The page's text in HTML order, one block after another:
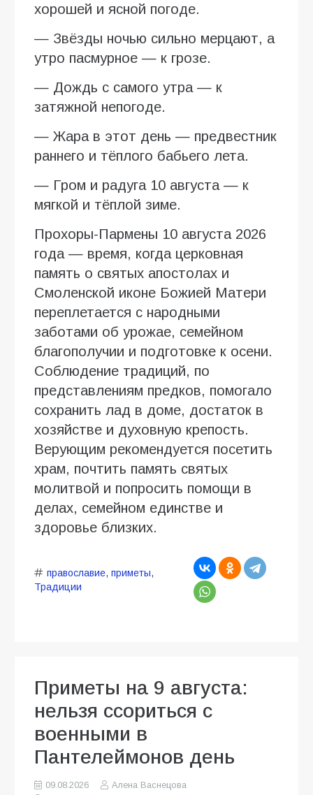
хорошей и ясной погоде.
— Звёзды ночью сильно мерцают, а
утро пасмурное — к грозе.
— Дождь с самого утра — к
затяжной непогоде.
— Жара в этот день — предвестник
раннего и тёплого бабьего лета.
— Гром и радуга 10 августа — к
мягкой и тёплой зиме.
Прохоры-Пармены 10 августа 2026
года — время, когда церковная
память о святых апостолах и
Смоленской иконе Божией Матери
переплетается с народными
заботами об урожае, семейном
благополучии и подготовке к осени.
Соблюдение традиций, по
представлениям предков, помогало
сохранить лад в доме, достаток в
хозяйстве и духовную крепость.
Верующим рекомендуется посетить
храм, почтить память святых
молитвой и попросить помощи в
делах, семейном единстве и
здоровье близких.
православие, приметы,
Традиции
Приметы на 9 августа:
нельзя ссориться с
военными в
Пантелеймонов день
09.08.2026
Алена Васнецова